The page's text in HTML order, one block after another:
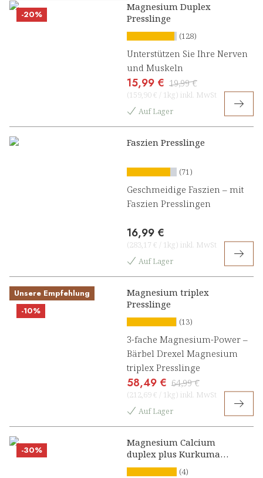
-20%
Magnesium Duplex
Presslinge
(128)
Unterstützen Sie Ihre Nerven
und Muskeln
15,99 € 19,99 €
(159,90 € / 1kg) inkl. MwSt
Auf Lager
Faszien Presslinge
(71)
Geschmeidige Faszien – mit
Faszien Presslingen
16,99 €
(283,17 € / 1kg) inkl. MwSt
Auf Lager
Unsere Empfehlung
-10%
Magnesium triplex
Presslinge
(13)
3-fache Magnesium-Power –
Bärbel Drexel Magnesium
triplex Presslinge
58,49 € 64,99 €
(212,69 € / 1kg) inkl. MwSt
Auf Lager
-30%
Magnesium Calcium
duplex plus Kurkuma
Presslinge
(4)